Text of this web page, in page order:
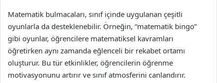
Matematik bulmacaları, sınıf içinde uygulanan çeşitli
oyunlarla da desteklenebilir. Örneğin, “matematik bingo”
gibi oyunlar, öğrencilere matematiksel kavramları
öğretirken aynı zamanda eğlenceli bir rekabet ortamı
oluşturur. Bu tür etkinlikler, öğrencilerin öğrenme
motivasyonunu artırır ve sınıf atmosferini canlandırır.